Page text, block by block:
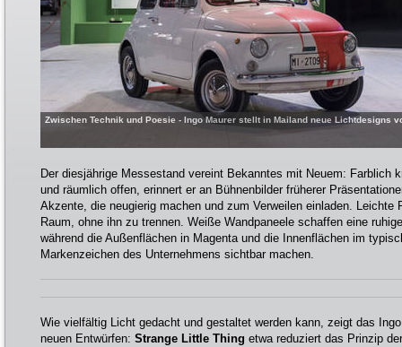
Zwischen Technik und Poesie - Ingo Maurer stellt in Mailand neue Lichtdesigns
Der diesjährige Messestand vereint Bekanntes mit Neuem: Farblich
und räumlich offen, erinnert er an Bühnenbilder früherer
Akzente, die neugierig machen und zum Verweilen einladen. Leichte
Raum, ohne ihn zu trennen. Weiße Wandpaneele schaffen eine
während die Außenflächen in Magenta und die Innenflächen im
Markenzeichen des Unternehmens sichtbar machen.
Wie vielfältig Licht gedacht und gestaltet werden kann, zeigt das
neuen Entwürfen: Strange Little Thing etwa reduziert das Prinzip